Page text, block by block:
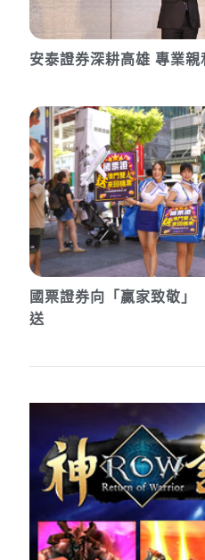
安泰證券深耕高雄 專業親
國票證券向「贏家致敬
送